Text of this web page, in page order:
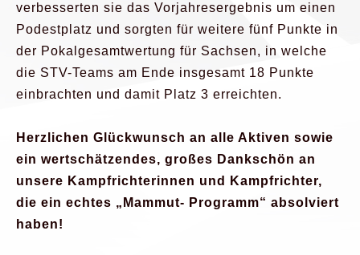
verbesserten sie das Vorjahresergebnis um einen
Podestplatz und sorgten für weitere fünf Punkte in
der Pokalgesamtwertung für Sachsen, in welche
die STV-Teams am Ende insgesamt 18 Punkte
einbrachten und damit Platz 3 erreichten.
Herzlichen Glückwunsch an alle Aktiven sowie
ein wertschätzendes, großes Dankschön an
unsere Kampfrichterinnen und Kampfrichter,
die ein echtes „Mammut- Programm“ absolviert
haben!